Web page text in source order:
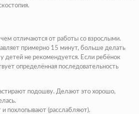
чем отличаются от работы со взрослыми.
примерно 15 минут, больше делать
детей не рекомендуется. Если ребёнок
определённая последовательность
подошву. Делают это хорошо,
похлопывают (расслабляют).